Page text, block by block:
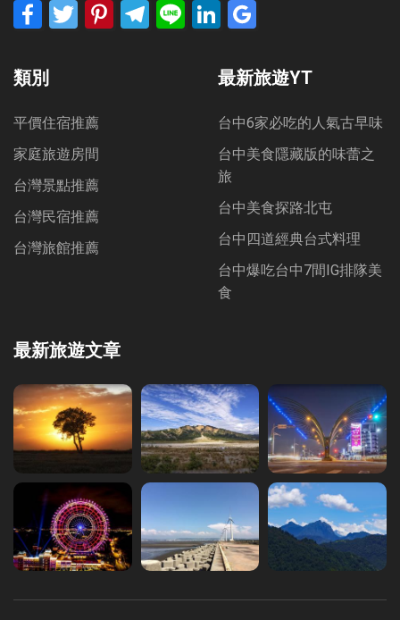
FacebookTwitter PinterestTelegram
Line LinkedIn
類別
平價住宿推薦
家庭旅遊房間
台灣景點推薦
台灣民宿推薦
台灣旅館推薦
最新旅遊文章
最新旅遊YT
台中6家必吃的人氣古早味
台中美食隱藏版的味蕾之
旅
台中美食探路北屯
台中四道經典台式料理
台中爆吃台中7間IG排隊美
食